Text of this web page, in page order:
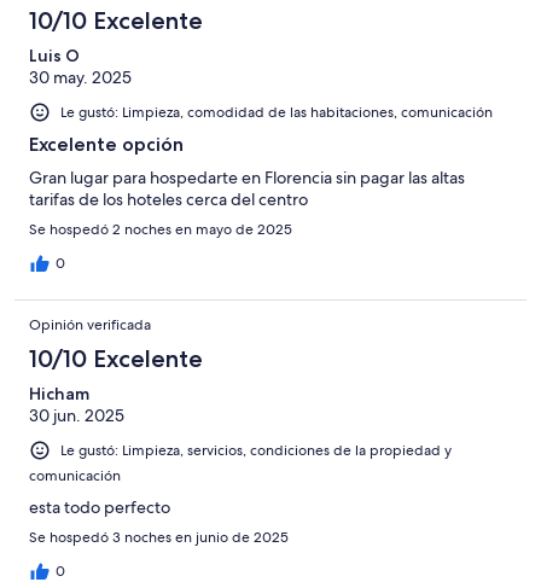
10/10 Excelente
Luis O
30 may. 2025
Le gustó: Limpieza, comodidad de las habitaciones, comunicación
Excelente opción
Gran lugar para hospedarte en Florencia sin pagar las altas
tarifas de los hoteles cerca del centro
Se hospedó 2 noches en mayo de 2025
0
Opinión verificada
10/10 Excelente
Hicham
30 jun. 2025
Le gustó: Limpieza, servicios, condiciones de la propiedad y
comunicación
esta todo perfecto
Se hospedó 3 noches en junio de 2025
0